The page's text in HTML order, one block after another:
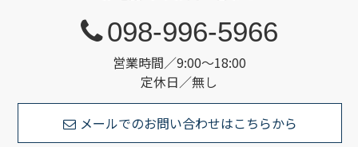
営業時間／9:00～18:00
定休日／無し
098-996-5966
メールでのお問い合わせはこちらから